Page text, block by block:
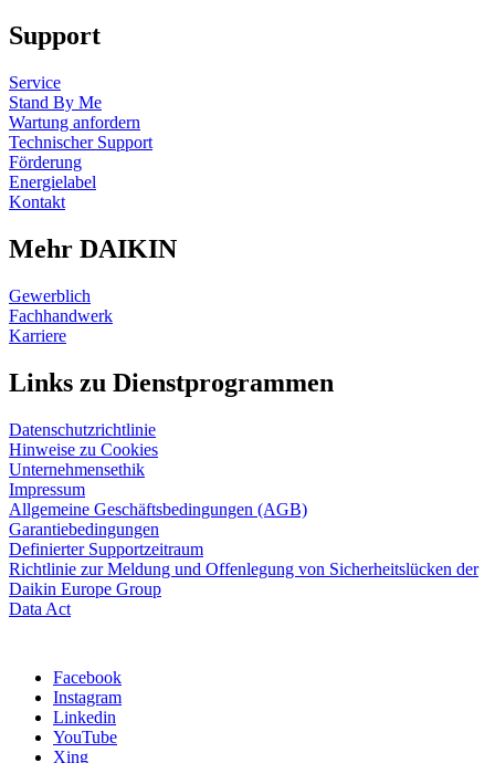
Support
Service
Stand By Me
Wartung anfordern
Technischer Support
Förderung
Energielabel
Kontakt
Mehr DAIKIN
Gewerblich
Fachhandwerk
Karriere
Links zu Dienstprogrammen
Datenschutzrichtlinie
Hinweise zu Cookies
Unternehmensethik
Impressum
Allgemeine Geschäftsbedingungen (AGB)
Garantiebedingungen
Definierter Supportzeitraum
Richtlinie zur Meldung und Offenlegung von Sicherheitslücken der
Daikin Europe Group
Data Act
Facebook
Instagram
Linkedin
YouTube
Xing